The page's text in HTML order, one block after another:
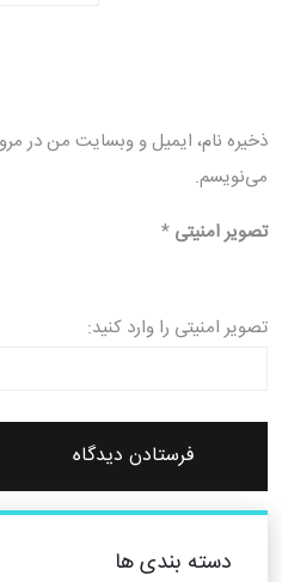
ذخیره نام، ایمیل و وبسایت من در
می‌نویسم.
تصویر امنیتی *
تصویر امنیتی را وارد کنید:
دسته بندی ها